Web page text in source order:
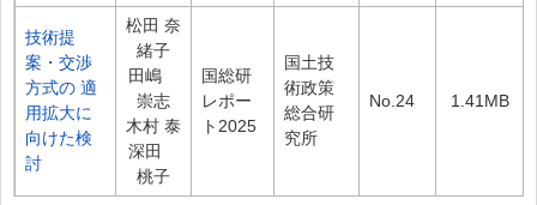
技術提
案・交渉
方式の 適
用拡大に
向けた検
討
松田 奈
緒子
田嶋
崇志
木村 泰
深田
桃子
国総研
レポー
ト2025
国土技
術政策
総合研
究所
No.24 1.41MB